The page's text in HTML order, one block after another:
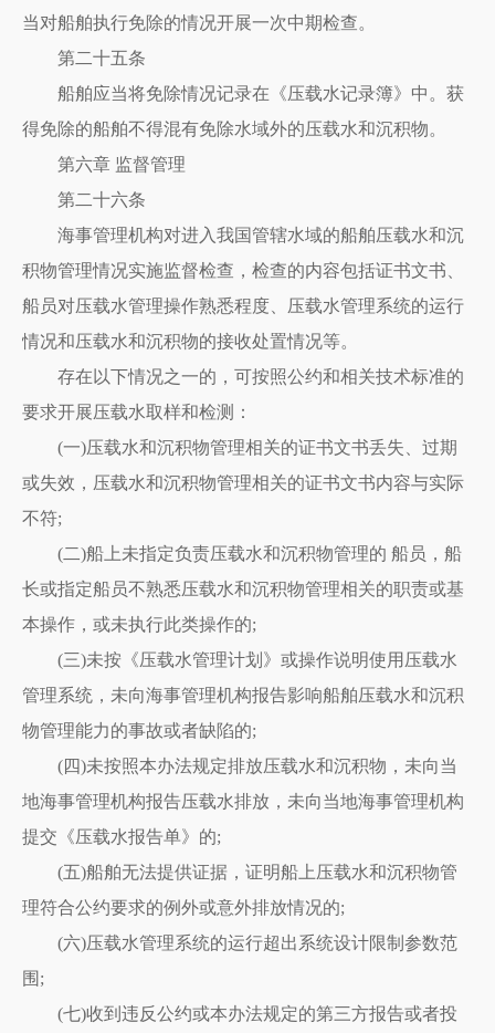
当对船舶执行免除的情况开展一次中期检查。
第二十五条
船舶应当将免除情况记录在《压载水记录簿》中。获
得免除的船舶不得混有免除水域外的压载水和沉积物。
第六章 监督管理
第二十六条
海事管理机构对进入我国管辖水域的船舶压载水和沉
积物管理情况实施监督检查，检查的内容包括证书文书、
船员对压载水管理操作熟悉程度、压载水管理系统的运行
情况和压载水和沉积物的接收处置情况等。
存在以下情况之一的，可按照公约和相关技术标准的
要求开展压载水取样和检测：
(一)压载水和沉积物管理相关的证书文书丢失、过期
或失效，压载水和沉积物管理相关的证书文书内容与实际
不符;
(二)船上未指定负责压载水和沉积物管理的 船员，船
长或指定船员不熟悉压载水和沉积物管理相关的职责或基
本操作，或未执行此类操作的;
(三)未按《压载水管理计划》或操作说明使用压载水
管理系统，未向海事管理机构报告影响船舶压载水和沉积
物管理能力的事故或者缺陷的;
(四)未按照本办法规定排放压载水和沉积物，未向当
地海事管理机构报告压载水排放，未向当地海事管理机构
提交《压载水报告单》的;
(五)船舶无法提供证据，证明船上压载水和沉积物管
理符合公约要求的例外或意外排放情况的;
(六)压载水管理系统的运行超出系统设计限制参数范
围;
(七)收到违反公约或本办法规定的第三方报告或者投